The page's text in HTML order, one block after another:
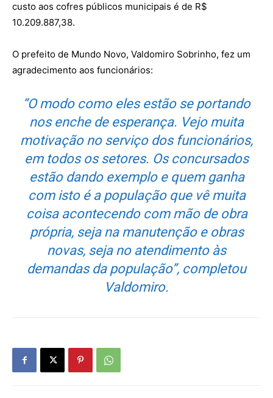
custo aos cofres públicos municipais é de R$
10.209.887,38.
O prefeito de Mundo Novo, Valdomiro Sobrinho, fez um
agradecimento aos funcionários:
“O modo como eles estão se portando
nos enche de esperança. Vejo muita
motivação no serviço dos funcionários,
em todos os setores. Os concursados
estão dando exemplo e quem ganha
com isto é a população que vê muita
coisa acontecendo com mão de obra
própria, seja na manutenção e obras
novas, seja no atendimento às
demandas da população”, completou
Valdomiro.